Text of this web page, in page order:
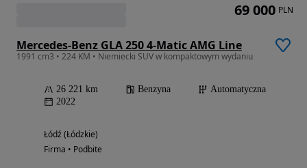
Mercedes-Benz GLA 250 4-Matic AMG Line
1991 cm3 • 224 KM • Niemiecki SUV w kompaktowym wydaniu
26 221 km Benzyna
Automatyczna
2022
Łódź (Łódzkie)
Firma • Podbite
69 000 PLN